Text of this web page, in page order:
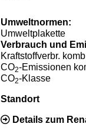
Umweltnormen:
Umweltplakette
Verbrauch und
Kraftstoffverbr.
CO2-Emissionen
CO2-Klasse
Standort
Details zum